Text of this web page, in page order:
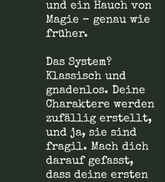
und ein Hauch von
Magie – genau wie
früher.
Das System?
Klassisch und
gnadenlos. Deine
Charaktere werden
zufällig erstellt,
und ja, sie sind
fragil. Mach dich
darauf gefasst,
dass deine ersten